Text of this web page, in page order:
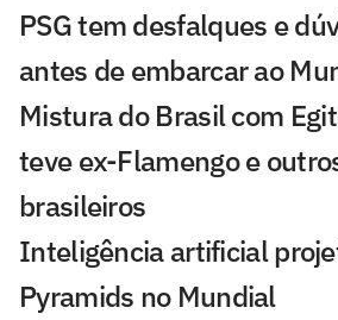
PSG tem desfalques e
antes de embarcar ao
Mistura do Brasil com
teve ex-Flamengo e
brasileiros
Inteligência artificial
Pyramids no Mundial